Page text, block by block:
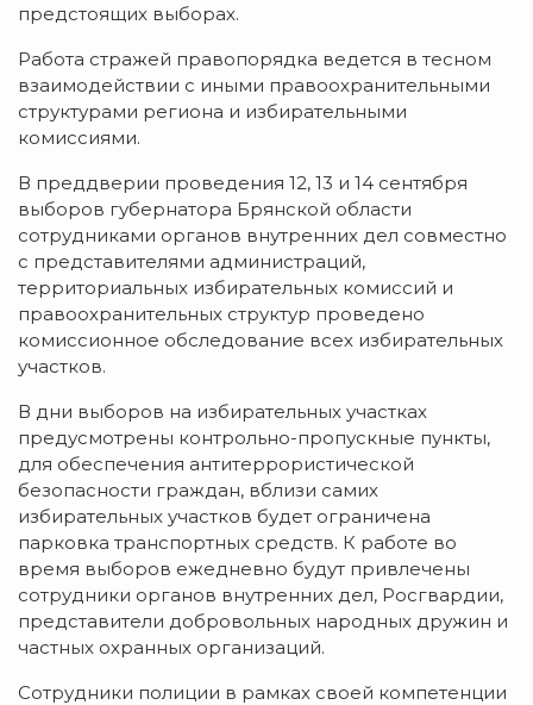
предстоящих выборах.
Работа стражей правопорядка ведется в тесном
взаимодействии с иными правоохранительными
структурами региона и избирательными
комиссиями.
В преддверии проведения 12, 13 и 14 сентября
выборов губернатора Брянской области
сотрудниками органов внутренних дел совместно
с представителями администраций,
территориальных избирательных комиссий и
правоохранительных структур проведено
комиссионное обследование всех избирательных
участков.
В дни выборов на избирательных участках
предусмотрены контрольно-пропускные пункты,
для обеспечения антитеррористической
безопасности граждан, вблизи самих
избирательных участков будет ограничена
парковка транспортных средств. К работе во
время выборов ежедневно будут привлечены
сотрудники органов внутренних дел, Росгвардии,
представители добровольных народных дружин и
частных охранных организаций.
Сотрудники полиции в рамках своей компетенции